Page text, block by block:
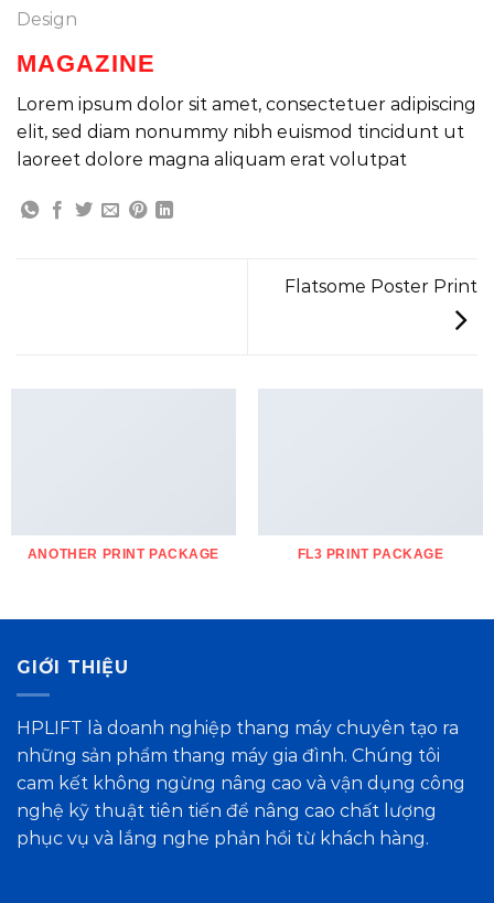
Design
MAGAZINE
Lorem ipsum dolor sit amet, consectetuer adipiscing
elit, sed diam nonummy nibh euismod tincidunt ut
laoreet dolore magna aliquam erat volutpat
Flatsome Poster Print
ANOTHER PRINT PACKAGE FL3 PRINT PACKAGE
GIỚI THIỆU
HPLIFT là doanh nghiệp thang máy chuyên tạo ra
những sản phẩm thang máy gia đình. Chúng tôi
cam kết không ngừng nâng cao và vận dụng công
nghệ kỹ thuật tiên tiến để nâng cao chất lượng
phục vụ và lắng nghe phản hồi từ khách hàng.